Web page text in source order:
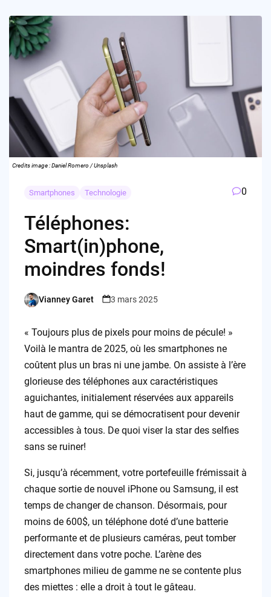
Credits image : Daniel Romero / Unsplash
Smartphones Technologie 0
Téléphones:
Smart(in)phone,
moindres fonds!
Posted
Vianney Garet 3 mars 2025
« Toujours plus de pixels pour moins de pécule! »
Voilà le mantra de 2025, où les smartphones ne
coûtent plus un bras ni une jambe. On assiste à l’ère
glorieuse des téléphones aux caractéristiques
aguichantes, initialement réservées aux appareils
haut de gamme, qui se démocratisent pour devenir
accessibles à tous. De quoi viser la star des selfies
sans se ruiner!
Si, jusqu’à récemment, votre portefeuille frémissait à
chaque sortie de nouvel iPhone ou Samsung, il est
temps de changer de chanson. Désormais, pour
moins de 600$, un téléphone doté d’une batterie
performante et de plusieurs caméras, peut tomber
directement dans votre poche. L’arène des
smartphones milieu de gamme ne se contente plus
des miettes : elle a droit à tout le gâteau.